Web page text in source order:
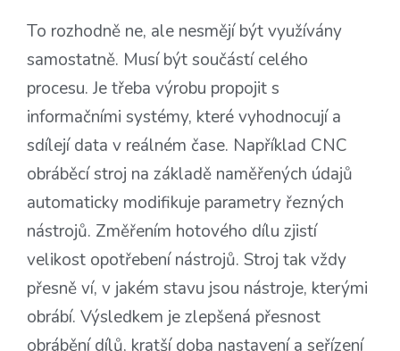
To rozhodně ne, ale nesmějí být využívány
samostatně. Musí být součástí celého
procesu. Je třeba výrobu propojit s
informačními systémy, které vyhodnocují a
sdílejí data v reálném čase. Například CNC
obráběcí stroj na základě naměřených údajů
automaticky modifikuje parametry řezných
nástrojů. Změřením hotového dílu zjistí
velikost opotřebení nástrojů. Stroj tak vždy
přesně ví, v jakém stavu jsou nástroje, kterými
obrábí. Výsledkem je zlepšená přesnost
obrábění dílů, kratší doba nastavení a seřízení